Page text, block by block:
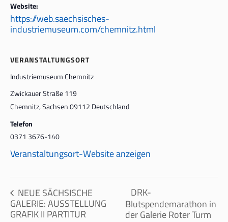
Website:
https://web.saechsisches-
industriemuseum.com/chemnitz.html
VERANSTALTUNGSORT
Industriemuseum Chemnitz
Zwickauer Straße 119
Chemnitz,Sachsen09112 Deutschland
Telefon
0371 3676-140
Veranstaltungsort-Website anzeigen
NEUE SÄCHSISCHE
GALERIE: AUSSTELLUNG
GRAFIK II PARTITUR
DRK-
Blutspendemarathon in
der Galerie Roter Turm